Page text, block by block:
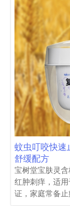
蚊虫叮咬快速
舒缓配方
宝树堂宝肤灵
红肿刺痒，适
证，家庭常备止